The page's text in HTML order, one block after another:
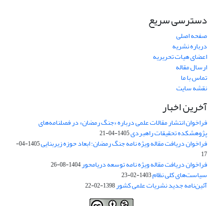
دسترسی سریع
صفحه اصلی
درباره نشریه
اعضای هیات تحریریه
ارسال مقاله
تماس با ما
نقشه سایت
آخرین اخبار
فراخوان انتشار مقالات علمی درباره «جنگ رمضان» در فصلنامه‌های
پژوهشکده تحقیقات راهبردی1405-04-21
فراخوان دریافت مقاله ویژه نامه جنگ رمضان؛ ابعاد حوزه زیربنایی
1405-04-
17
فراخوان دریافت مقاله ویژه نامه توسعه دریامحور1404-08-26
سیاست‌های کلی نظام1403-02-23
آئین‌نامه جدید نشریات علمی کشور1398-02-22